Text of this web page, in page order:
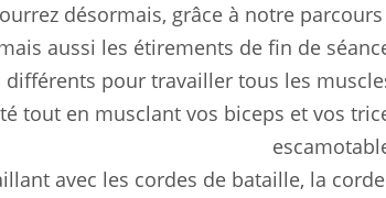
désormais, grâce à notre
aussi les étirements de fin de
différents pour travailler tous les
tout en musclant vos biceps et vos
avec les cordes de bataille, la